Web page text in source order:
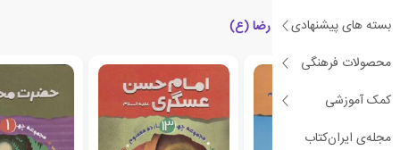
بسته های پیشنهادی
محصولات فرهنگی
کمک آموزشی
مجله‌ی ایران‌کتاب
کتاب های مرتبط با امام رضا (ع)